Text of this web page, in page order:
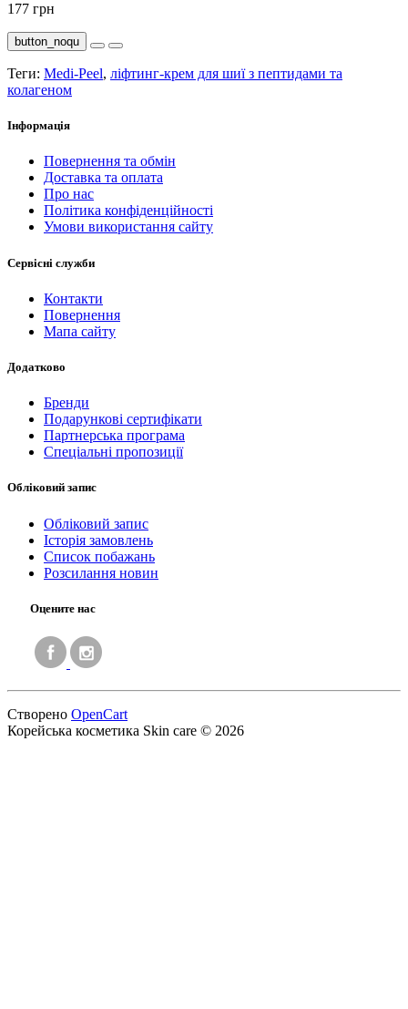
177 грн
button_noqu
Теги: Medi-Peel, ліфтинг-крем для шиї з пептидами та
колагеном
Інформація
Повернення та обмін
Доставка та оплата
Про нас
Політика конфіденційності
Умови використання сайту
Сервісні служби
Контакти
Повернення
Мапа сайту
Додатково
Бренди
Подарункові сертифікати
Партнерська програма
Спеціальні пропозиції
Обліковий запис
Обліковий запис
Історія замовлень
Список побажань
Розсилання новин
Оцените нас
Створено OpenCart
Корейська косметика‎ Skin care © 2026